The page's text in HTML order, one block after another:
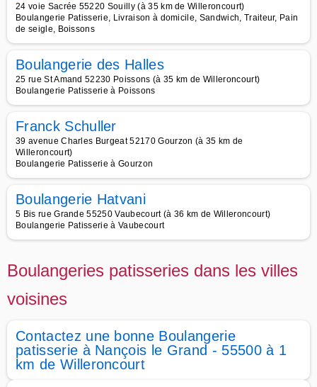
24 voie Sacrée 55220 Souilly (à 35 km de Willeroncourt)
Boulangerie Patisserie, Livraison à domicile, Sandwich, Traiteur, Pain
de seigle, Boissons
Boulangerie des Halles
25 rue St Amand 52230 Poissons (à 35 km de Willeroncourt)
Boulangerie Patisserie à Poissons
Franck Schuller
39 avenue Charles Burgeat 52170 Gourzon (à 35 km de
Willeroncourt)
Boulangerie Patisserie à Gourzon
Boulangerie Hatvani
5 Bis rue Grande 55250 Vaubecourt (à 36 km de Willeroncourt)
Boulangerie Patisserie à Vaubecourt
Boulangeries patisseries dans les villes
voisines
Contactez une bonne Boulangerie
patisserie à Nançois le Grand - 55500 à 1
km de Willeroncourt